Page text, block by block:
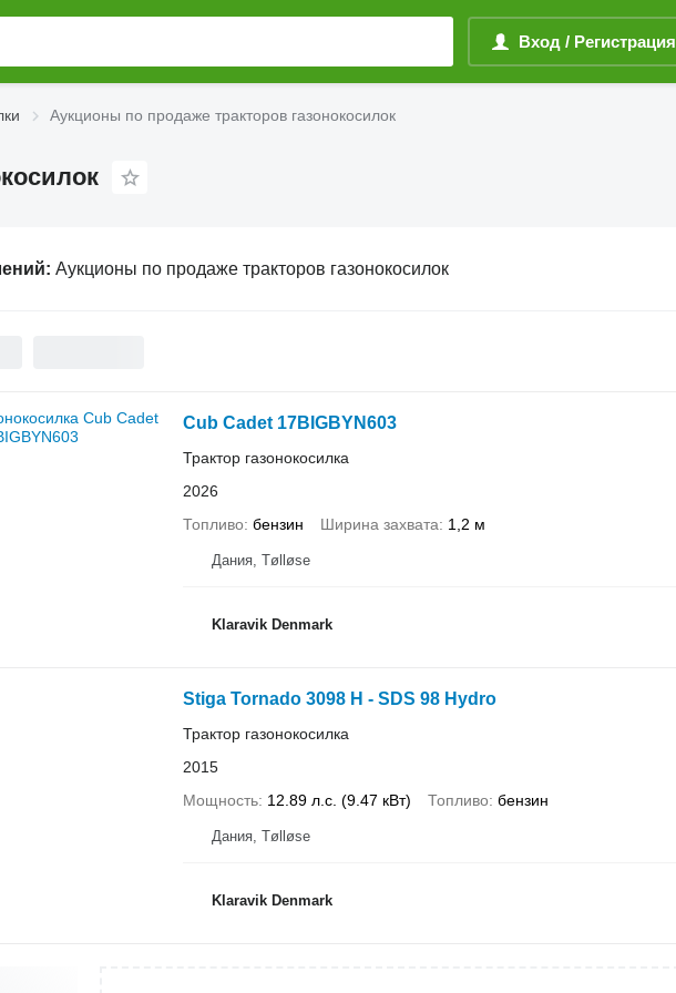
Вход / Регистрация
Аукционы по продаже тракторов газонокосилок
Аукционы по продаже тракторов газонокосилок
Cub Cadet 17BIGBYN603
Трактор газонокосилка
2026
Топливо бензин Ширина захвата 1,2 м
Дания, Tølløse
Klaravik Denmark
Stiga Tornado 3098 H - SDS 98 Hydro
Трактор газонокосилка
2015
Мощность 12.89 л.с. (9.47 кВт) Топливо бензин
Дания, Tølløse
Klaravik Denmark